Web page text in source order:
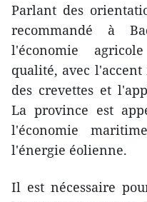
Parlant des
recommandé à
l'économie
qualité, avec
des crevettes et
La province est
l'économie
l'énergie éolienne.
Il est nécessaire